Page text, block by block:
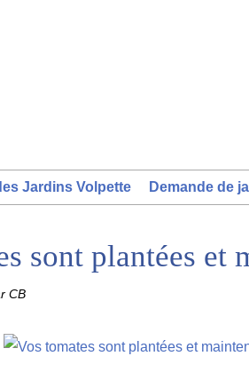
Jardins Volpette Demande de
sont plantées
CB